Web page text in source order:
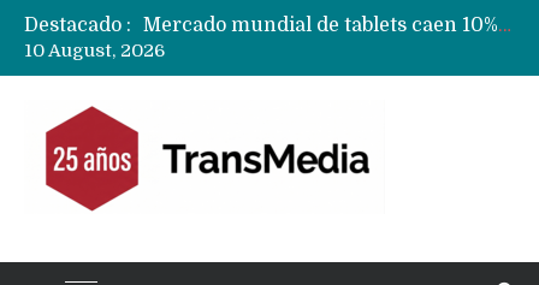
Destacado :
Mercado mundial de tablets caen 10% y todas las marcas reducen despachos
Apple podría subir los precios de sus iPhone 17 a nivel mundial este lunes
10 August, 2026